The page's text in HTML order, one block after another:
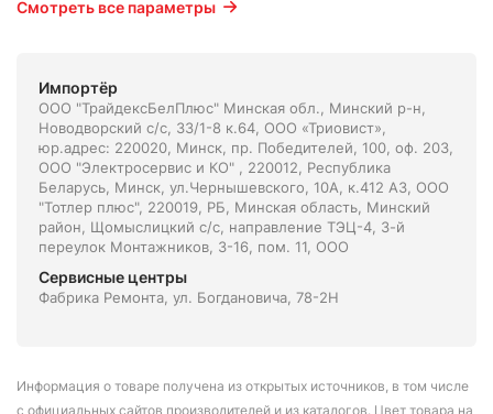
Смотреть все параметры
Импортёр
ООО "ТрайдексБелПлюс" Минская обл., Минский р-н,
Новодворский с/с, 33/1-8 к.64, ООО «Триовист»,
юр.адрес: 220020, Минск, пр. Победителей, 100, оф. 203,
ООО "Электросервис и КО" , 220012, Республика
Беларусь, Минск, ул.Чернышевского, 10А, к.412 АЗ, ООО
"Тотлер плюс", 220019, РБ, Минская область, Минский
район, Щомыслицкий с/с, направление ТЭЦ-4, 3-й
переулок Монтажников, 3-16, пом. 11, ООО
Сервисные центры
Фабрика Ремонта, ул. Богдановича, 78-2Н
Информация о товаре получена из открытых источников, в том числе
с официальных сайтов производителей и из каталогов. Цвет товара на